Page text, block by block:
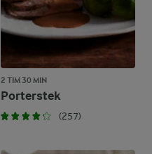
2 TIM 30 MIN
Porterstek
(257)